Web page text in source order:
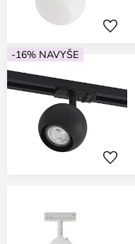
-16% NAVYŠE